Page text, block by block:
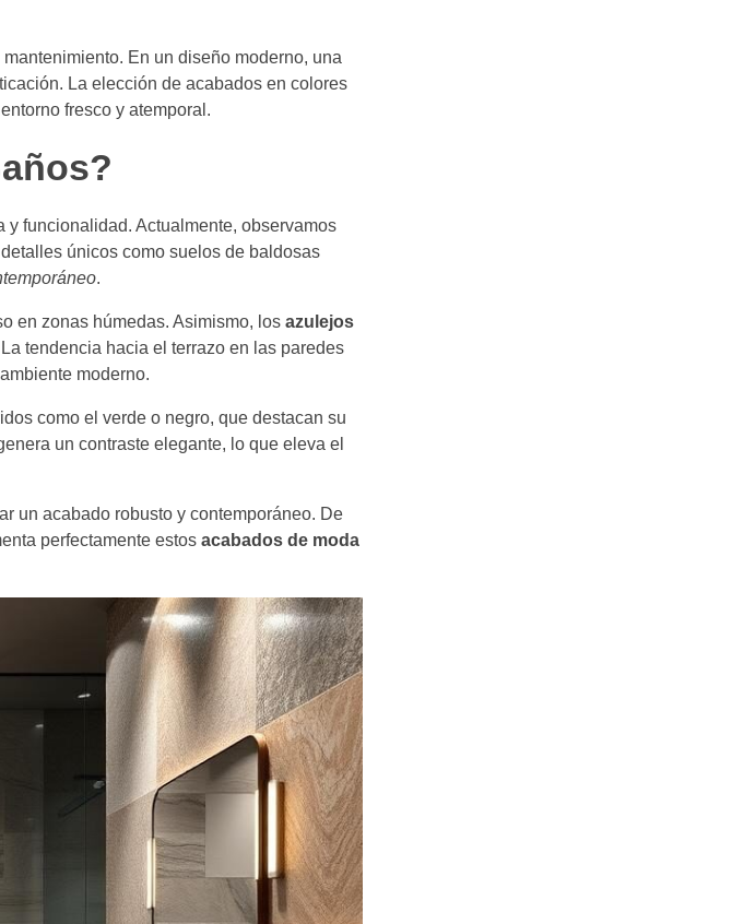
En un diseño moderno, una
La elección de acabados en colores
fresco y atemporal.
y funcionalidad. Actualmente, observamos
únicos como suelos de baldosas
.
en zonas húmedas. Asimismo, los azulejos
tendencia hacia el terrazo en las paredes
moderno.
como el verde o negro, que destacan su
un contraste elegante, lo que eleva el
un acabado robusto y contemporáneo. De
perfectamente estos acabados de moda